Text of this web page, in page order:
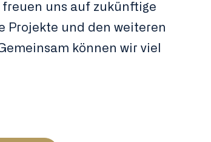
freuen uns auf zukünftige
Projekte und den weiteren
können wir viel